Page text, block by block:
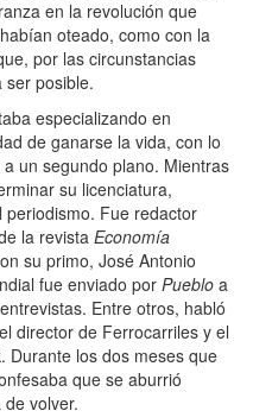
en la revolución que
oteado, como con la
por las circunstancias
ser posible.
especializando en
de ganarse la vida, con lo
un segundo plano. Mientras
su licenciatura,
Fue redactor
la revistaEconomía
su primo, José Antonio
fue enviado por Pueblo a
Entre otros, habló
director de Ferrocarriles y el
Durante los dos meses que
que se aburrió
volver.